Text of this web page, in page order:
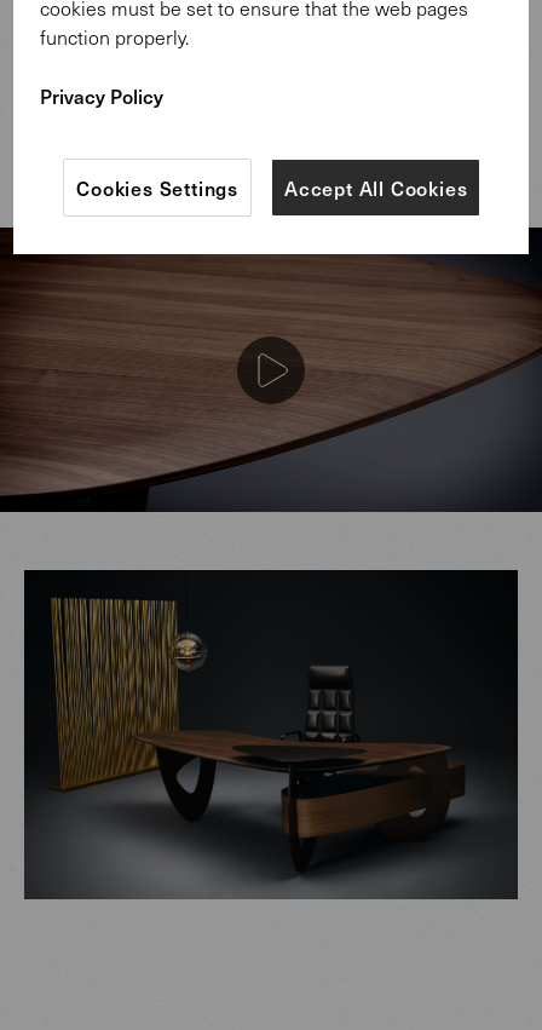
Schluss kamen die Designer von EOOS. Möglich wurde
Handwerkskunst des Walter Knoll Entwicklungsteams,
das für Tama Desk eine Vielzahl völlig neuartiger
cookies must be set to ensure that the web pages
function properly.
Privacy Policy
Accept All Cookies
Cookies Settings